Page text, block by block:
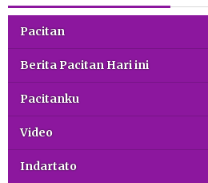
Pacitan
Berita Pacitan Hari ini
Pacitanku
Video
Indartato